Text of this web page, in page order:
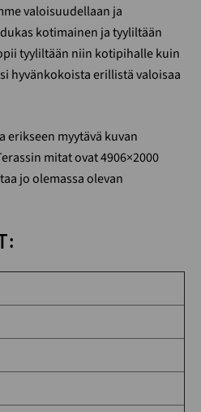
valoisuudellaan ja
kotimainen ja tyyliltään
tyyliltään niin kotipihalle kuin
hyvänkokoista erillistä valoisaa
erikseen myytävä kuvan
mitat ovat 4906×2000
jo olemassa olevan